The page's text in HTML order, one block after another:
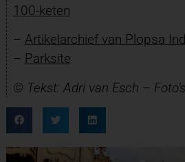
100-keten
– Artikelarchief van Plopsa
– Parksite
© Tekst: Adri van Esch –